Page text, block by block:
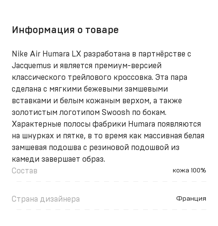
Информация о товаре
Nike Air Humara LX разработана в партнёрстве с
Jacquemus и является премиум-версией
классического трейлового кроссовка. Эта пара
сделана с мягкими бежевыми замшевыми
вставками и белым кожаным верхом, а также
золотистым логотипом Swoosh по бокам.
Характерные полосы фабрики Humara появляются
на шнурках и пятке, в то время как массивная белая
замшевая подошва с резиновой подошвой из
камеди завершает образ.
Состав
кожа 100%
Страна дизайнера Франция